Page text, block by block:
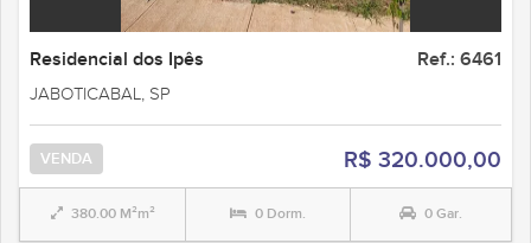
Residencial dos Ipês Ref.: 6461
JABOTICABAL, SP
VENDA R$ 320.000,00
380.00 M²m² 0 Dorm. 0 Gar.